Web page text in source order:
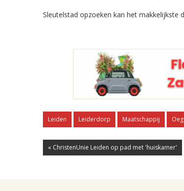
Sleutelstad opzoeken kan het makkelijkste
Leiden Leiderdorp Maatschappij
« ChristenUnie Leiden op pad met 'huiskamer'